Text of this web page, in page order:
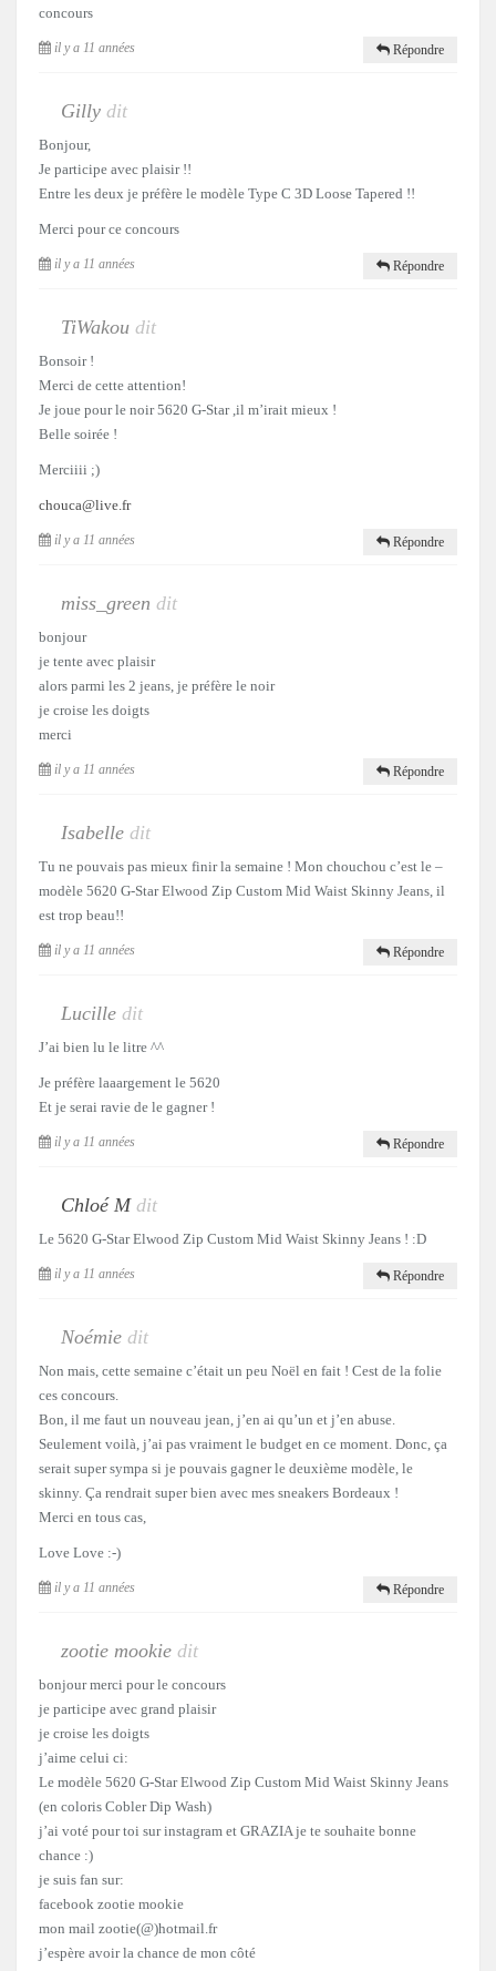
concours
il y a 11 années Répondre
Gilly dit
Bonjour,
Je participe avec plaisir !!
Entre les deux je préfère le modèle Type C 3D Loose Tapered !!
Merci pour ce concours
il y a 11 années Répondre
TiWakou dit
Bonsoir !
Merci de cette attention!
Je joue pour le noir 5620 G-Star ,il m’irait mieux !
Belle soirée !
Merciiii ;)
chouca@live.fr
il y a 11 années Répondre
miss_green dit
bonjour
je tente avec plaisir
alors parmi les 2 jeans, je préfère le noir
je croise les doigts
merci
il y a 11 années Répondre
Isabelle dit
Tu ne pouvais pas mieux finir la semaine ! Mon chouchou c’est le –
modèle 5620 G-Star Elwood Zip Custom Mid Waist Skinny Jeans, il
est trop beau!!
il y a 11 années Répondre
Lucille dit
J’ai bien lu le litre ^^
Je préfère laaargement le 5620
Et je serai ravie de le gagner !
il y a 11 années Répondre
Chloé M dit
Le 5620 G-Star Elwood Zip Custom Mid Waist Skinny Jeans ! :D
il y a 11 années Répondre
Noémie dit
Non mais, cette semaine c’était un peu Noël en fait ! Cest de la folie
ces concours.
Bon, il me faut un nouveau jean, j’en ai qu’un et j’en abuse.
Seulement voilà, j’ai pas vraiment le budget en ce moment. Donc, ça
serait super sympa si je pouvais gagner le deuxième modèle, le
skinny. Ça rendrait super bien avec mes sneakers Bordeaux !
Merci en tous cas,
Love Love :-)
il y a 11 années Répondre
zootie mookie dit
bonjour merci pour le concours
je participe avec grand plaisir
je croise les doigts
j’aime celui ci:
Le modèle 5620 G-Star Elwood Zip Custom Mid Waist Skinny Jeans
(en coloris Cobler Dip Wash)
j’ai voté pour toi sur instagram et GRAZIA je te souhaite bonne
chance :)
je suis fan sur:
facebook zootie mookie
mon mail zootie(@)hotmail.fr
j’espère avoir la chance de mon côté